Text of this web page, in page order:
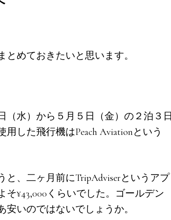
めておきたいと思います。
（水）から５月５日（金）の２泊３日
した飛行機はPeach Aviationという
、二ヶ月前にTripAdviserというアプ
¥43,000くらいでした。ゴールデン
いのではないでしょうか。